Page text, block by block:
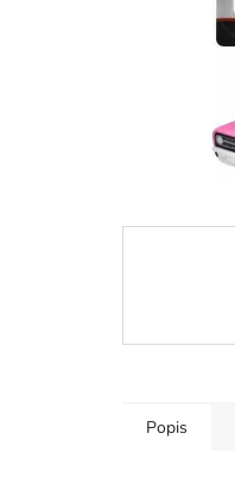
Popis